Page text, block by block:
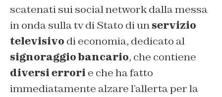
scatenati sui social network dalla messa
in onda sulla tv di Stato di unservizio
televisivo di economia, dedicato al
signoraggio bancario, che contiene
diversi errori e che ha fatto
immediatamente alzare l’allerta per la